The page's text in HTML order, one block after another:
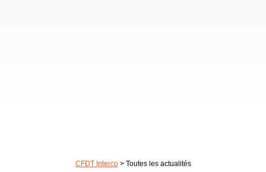
CFDT Interco> Toutes les actualités